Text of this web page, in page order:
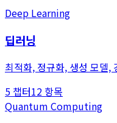
Deep Learning
딥러닝
최적화, 정규화, 생성 모델,
5 챕터12 항목
Quantum Computing